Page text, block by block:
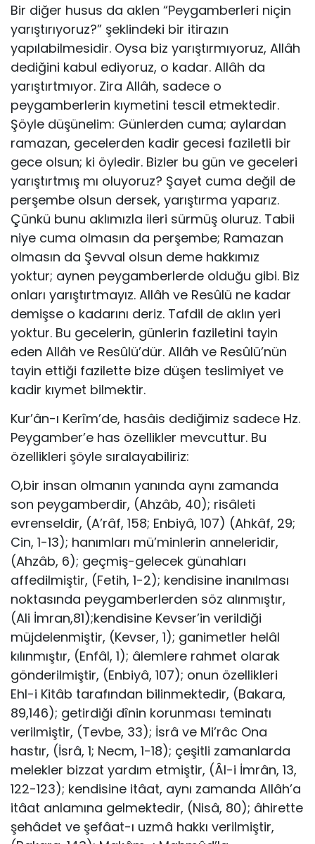
Bir diğer husus da aklen “Peygamberleri niçin
yarıştırıyoruz?” şeklin­deki bir itirazın
yapılabilmesidir. Oysa biz yarıştırmıyoruz, Allâh
dedi­ğini kabul ediyoruz, o kadar. Allâh da
yarıştırtmıyor. Zira Allâh, sadece o
peygamberlerin kıymetini tescil etmektedir.
Şöyle düşünelim: Günlerden cuma; aylardan
ramazan, gecelerden kadir gecesi faziletli bir
gece olsun; ki öyledir. Bizler bu gün ve geceleri
yarıştırtmış mı oluyoruz? Şayet cuma değil de
perşembe olsun dersek, yarıştırma yaparız.
Çünkü bunu aklımız­la ileri sürmüş oluruz. Tabii
niye cuma olmasın da perşembe; Ramazan
olmasın da Şevval olsun deme hakkımız
yoktur; aynen peygamberlerde olduğu gibi. Biz
onları yarıştırtmayız. Allâh ve Resûlü ne kadar
demişse o kadarını deriz. Tafdil de aklın yeri
yoktur. Bu gecelerin, günlerin fa­ziletini tayin
eden Allâh ve Resûlü’dür. Allâh ve Resûlü’nün
tayin ettiği fazilette bize düşen teslimiyet ve
kadir kıymet bilmektir.
Kur’ân-ı Kerîm’de, hasâis dediğimiz sadece Hz.
Peygamber’e has özellikler mevcuttur. Bu
özellikleri şöyle sıralayabiliriz:
O,bir insan olmanın yanında aynı zamanda
son peygamberdir, (Ahzâb, 40); risâleti
evrenseldir, (A’râf, 158; Enbiyâ, 107) (Ahkâf, 29;
Cin, 1-13); hanımları mü’minlerin anneleridir,
(Ahzâb, 6); geçmiş-gelecek günahları
affedilmiştir, (Fetih, 1-2); kendisine inanılması
noktasında peygamberlerden söz alınmıştır,
(Ali İmran,81);kendisine Kevser’in verildiği
müjdelenmiştir, (Kevser, 1); ganimetler helâl
kılınmıştır, (Enfâl, 1); âlemlere rahmet olarak
gönderilmiştir, (Enbiyâ, 107); onun özellikleri
Ehl-i Kitâb tarafından bilinmektedir, (Bakara,
89,146); getirdiği dînin korunması teminatı
verilmiştir, (Tevbe, 33); İsrâ ve Mi’râc Ona
hastır, (İsrâ, 1; Necm, 1-18); çeşitli zamanlarda
melekler bizzat yardım etmiştir, (Âl-i İmrân, 13,
122-123); kendisine itâat, aynı za­manda Allâh’a
itâat anlamına gelmektedir, (Nisâ, 80); âhirette
şehâdet ve şefâat-ı uzmâ hakkı verilmiştir,